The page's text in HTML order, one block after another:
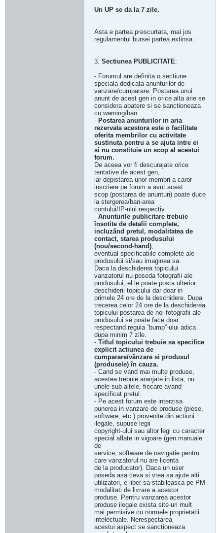
Un UP se da la 7 zile.
Asta e partea prescurtata, mai jos
regulamentul bursei partea extinsa :
3. Sectiunea PUBLICITATE:
- Forumul are definita o sectiune
speciala dedicata anunturilor de
vanzare/cumparare. Postarea unui
anunt de acest gen in orice alta arie se
considera abatere si se sanctioneaza
cu warning/ban.
- Postarea anunturilor in aria
rezervata acestora este o facilitate
oferita membrilor cu activitate
sustinuta pentru a se ajuta intre ei
si nu constituie un scop al acestui
forum.
De aceea vor fi descurajate orice
tentative de acest gen,
iar depistarea unor membri a caror
inscriere pe forum a avut acest
scop (postarea de anunturi) poate duce
la stergerea/ban-area
contului/IP-ului respectiv.
- Anunturile publicitare trebuie
însotite de detalii complete,
incluzând pretul, modalitatea de
contact, starea produsului
(nou/second-hand),
eventual specificatiile complete ale
produsului si/sau imaginea sa.
Daca la deschiderea topicului
vanzatorul nu poseda fotografii ale
produsului, el le poate posta ulterior
deschiderii topicului dar doar in
primele 24 ore de la deschidere. Dupa
trecerea celor 24 ore de la deschiderea
topicului postarea de noi fotografii ale
produsului se poate face doar
respectand regula ”bump”-ului adica
dupa minim 7 zile.
- Titlul topicului trebuie sa specifice
explicit actiunea de
cumparare/vânzare si produsul
(produsele) în cauza.
- Cand se vand mai multe produse,
acestea trebuie aranjate in lista, nu
unele sub altele, fiecare avand
specificat pretul.
- Pe acest forum este interzisa
punerea in vanzare de produse (piese,
software, etc.) provenite din actiuni
ilegale, supuse legii
copyright-ului sau altor legi cu caracter
special aflate in vigoare (gen manuale
de
service, software de navigatie pentru
care vanzatorul nu are licenta
de la producator). Daca un user
poseda asa ceva si vrea sa ajute alti
utilizatori, e liber sa stabileasca pe PM
modalitati de livrare a acestor
produse. Pentru vanzarea acestor
produse ilegale exista site-uri mult
mai permisive cu normele proprietatii
intelectuale. Nerespectarea
acestui aspect se sanctioneaza